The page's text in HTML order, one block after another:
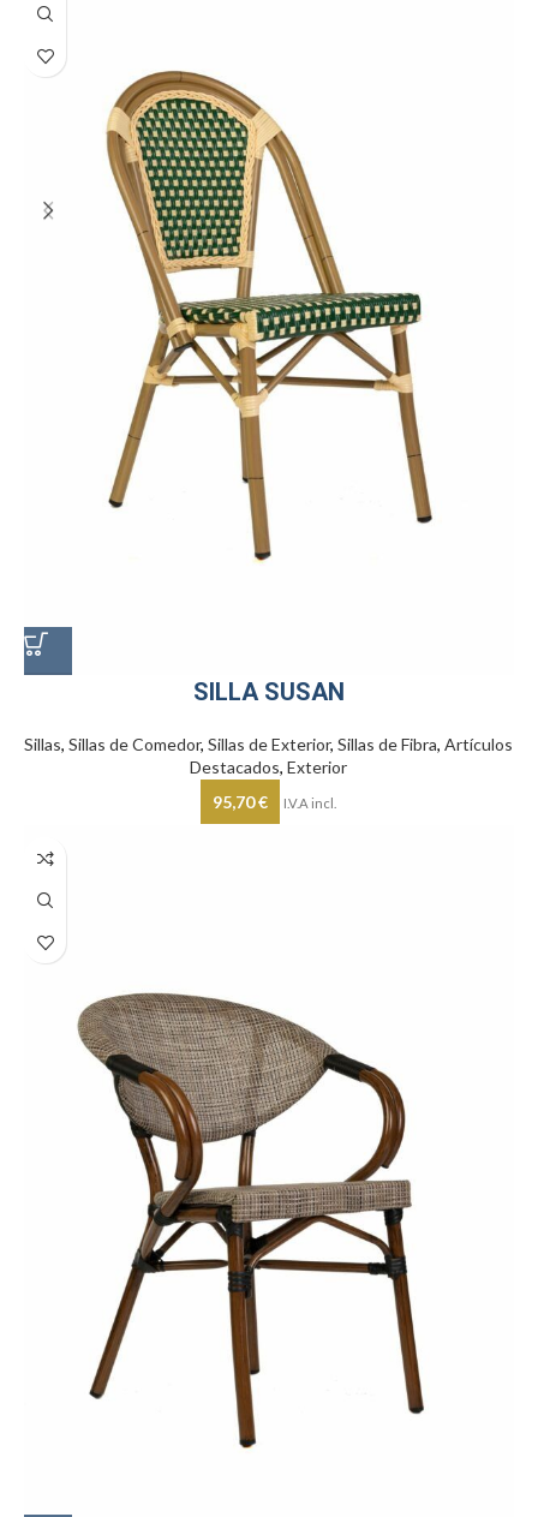
SILLA SUSAN
Sillas,Sillas de Comedor,Sillas de Exterior,Sillas de Fibra,Artículos
Destacados,Exterior
95,70€ I.V.A incl.